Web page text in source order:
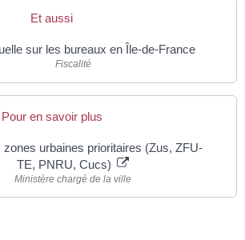
Et aussi
sur les bureaux en Île-de-France
Fiscalité
Pour en savoir plus
zones urbaines prioritaires (Zus, ZFU-
TE, PNRU, Cucs)
Ministère chargé de la ville